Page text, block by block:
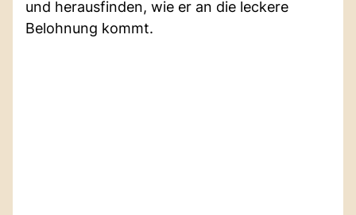
und herausfinden, wie er an die leckere
Belohnung kommt.